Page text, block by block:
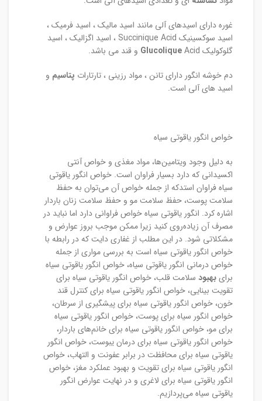
غوره دارای اسیدهای آلی مانند اسید مالیک ، اسید فرمیک ،
اسید سوکسینیک Succinique Acid ، اسید اگزالیک ، اسید
گلوکولیک
GlucoliqueAcid و قند می باشد.
دم خوشه انگور دارای تانن ، مواد رزینی ، تارتارات پتاسیم و
اسید های آلی است.
خواص انگور یاقوتی سیاه
به دلیل وجود ویتامین‌ها، مواد مغذی و خواص آنتی
اکسیدانی که دارد بسیار فراوان است. خواص انگور یاقوتی
سیاه فراوان استدکه از جمله خواص آن می‌توان به حفظ
سلامت پوست، حفظ سلامت مو و حفظ سلامت زنان باردار
اشاره کرد. انگور یاقوتی سیاه خواص فراوانی دارد اما نباید در
مصرف آن زیاده‌روی کنید زیرا ممکن موجب بروز عوارض و
مشکلاتی شود. در این مطلب از غفاری دایت که در رابطه با
خواص انگور یاقوتی سیاه است به بررسی مواری از جمله
خواص درمانی انگور یاقوتی سیاه، خواص انگور یاقوتی سیاه
برایبهبود سلامت قلب، خواص انگور یاقوتی سیاه برای
تقویت بینایی، خواص انگور یاقوتی سیاه برای کنترل قند
خون، خواص انگور یاقوتی سیاه برای پیشگیری از سرطان،
خواص انگور سیاه برای پوست، خواص انگور یاقوتی سیاه
برای مو، خواص انگور یاقوتی سیاه برای خانم‌های باردار،
خواص انگور یاقوتی سیاه برای درمان یبوست، خواص انگور
یاقوتی سیاه برای محافظت در برابر عفونت و التهاب، خواص
انگور یاقوتی سیاه برای تقویت و بهبود عملکرد مغز، خواص
انگور یاقوتی سیاه برای لاغری و در نهایت عوارض انگور
یاقوتی سیاه می‌پردازیم.